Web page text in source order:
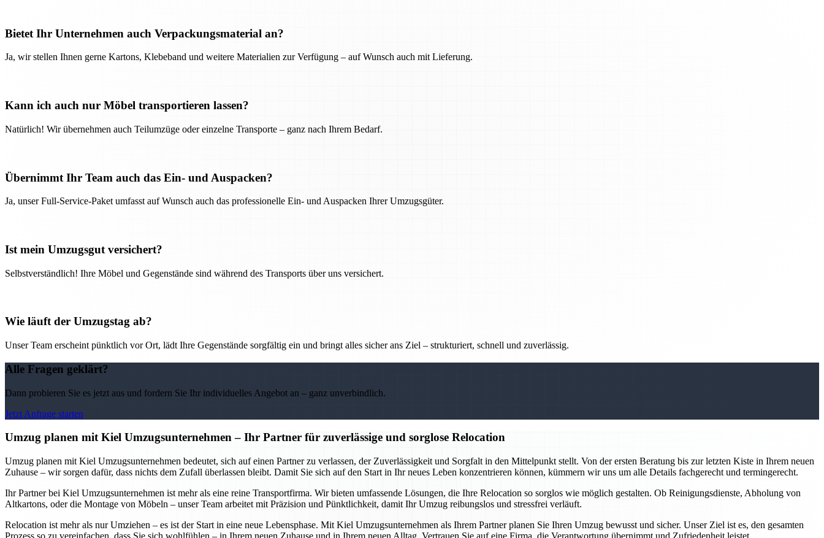
Bietet Ihr Unternehmen auch Verpackungsmaterial an?
Ja, wir stellen Ihnen gerne Kartons, Klebeband und weitere Materialien zur Verfügung – auf Wunsch auch mit Lieferung.
Kann ich auch nur Möbel transportieren lassen?
Natürlich! Wir übernehmen auch Teilumzüge oder einzelne Transporte – ganz nach Ihrem Bedarf.
Übernimmt Ihr Team auch das Ein- und Auspacken?
Ja, unser Full-Service-Paket umfasst auf Wunsch auch das professionelle Ein- und Auspacken Ihrer Umzugsgüter.
Ist mein Umzugsgut versichert?
Selbstverständlich! Ihre Möbel und Gegenstände sind während des Transports über uns versichert.
Wie läuft der Umzugstag ab?
Unser Team erscheint pünktlich vor Ort, lädt Ihre Gegenstände sorgfältig ein und bringt alles sicher ans Ziel – strukturiert, schnell und zuverlässig.
Alle Fragen geklärt?
Dann probieren Sie es jetzt aus und fordern Sie Ihr individuelles Angebot an – ganz unverbindlich.
Jetzt Anfrage starten
Umzug planen mit Kiel Umzugsunternehmen – Ihr Partner für zuverlässige und sorglose Relocation
Umzug planen mit Kiel Umzugsunternehmen bedeutet, sich auf einen Partner zu verlassen, der Zuverlässigkeit und Sorgfalt in den Mittelpunkt stellt. Von der ersten Beratung bis zur letzten Kiste in Ihrem neuen
Zuhause – wir sorgen dafür, dass nichts dem Zufall überlassen bleibt. Damit Sie sich auf den Start in Ihr neues Leben konzentrieren können, kümmern wir uns um alle Details fachgerecht und termingerecht.
Ihr Partner bei Kiel Umzugsunternehmen ist mehr als eine reine Transportfirma. Wir bieten umfassende Lösungen, die Ihre Relocation so sorglos wie möglich gestalten. Ob Reinigungsdienste, Abholung von
Altkartons, oder die Montage von Möbeln – unser Team arbeitet mit Präzision und Pünktlichkeit, damit Ihr Umzug reibungslos und stressfrei verläuft.
Relocation ist mehr als nur Umziehen – es ist der Start in eine neue Lebensphase. Mit Kiel Umzugsunternehmen als Ihrem Partner planen Sie Ihren Umzug bewusst und sicher. Unser Ziel ist es, den gesamten
Prozess so zu vereinfachen, dass Sie sich wohlfühlen – in Ihrem neuen Zuhause und in Ihrem neuen Alltag. Vertrauen Sie auf eine Firma, die Verantwortung übernimmt und Zufriedenheit leistet.